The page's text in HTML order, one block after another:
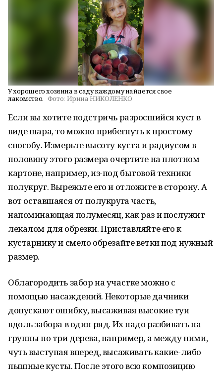
У хорошего хозяина в саду каждому найдется свое
лакомство. Фото: Ирина НИКОЛЕНКО
Если вы хотите подстричь разросшийся куст в
виде шара, то можно прибегнуть к простому
способу. Измерьте высоту куста и радиусом в
половину этого размера очертите на плотном
картоне, например, из-под бытовой техники
полукруг. Вырежьте его и отложите в сторону. А
вот оставшаяся от полукруга часть,
напоминающая полумесяц, как раз и послужит
лекалом для обрезки. Приставляйте его к
кустарнику и смело обрезайте ветки под нужный
размер.
Облагородить забор на участке можно с
помощью насаждений. Некоторые дачники
допускают ошибку, высаживая высокие туи
вдоль забора в один ряд. Их надо разбивать на
группы по три дерева, например, а между ними,
чуть выступая вперед, высаживать какие-либо
пышные кусты. После этого всю композицию